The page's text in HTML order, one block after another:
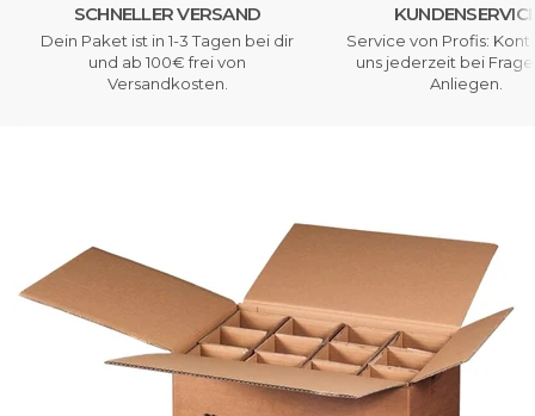
SCHNELLER VERSAND
Dein Paket ist in 1-3 Tagen bei dir
und ab 100€ frei von
Versandkosten.
Service von Profis:
uns jederzeit bei
Anliegen.